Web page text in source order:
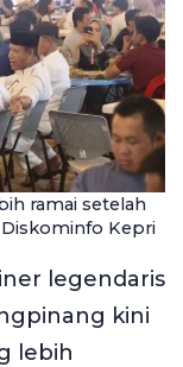
ramai setelah
Diskominfo Kepri
legendaris
kini
lebih